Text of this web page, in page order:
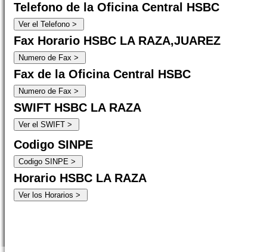
Telefono de la Oficina Central HSBC
Fax Horario HSBC LA RAZA,JUAREZ
Fax de la Oficina Central HSBC
SWIFT HSBC LA RAZA
Codigo SINPE
Horario HSBC LA RAZA